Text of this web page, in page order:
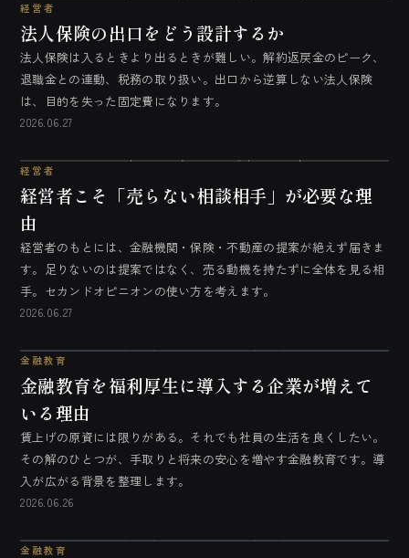
経営者
法人保険の出口をどう設計するか
法人保険は入るときより出るときが難しい。解約返戻金のピーク、
退職金との連動、税務の取り扱い。出口から逆算しない法人保険
は、目的を失った固定費になります。
2026.06.27
経営者
経営者こそ「売らない相談相手」が必要な理
由
経営者のもとには、金融機関・保険・不動産の提案が絶えず届きま
す。足りないのは提案ではなく、売る動機を持たずに全体を見る相
手。セカンドオピニオンの使い方を考えます。
2026.06.27
金融教育
金融教育を福利厚生に導入する企業が増えて
いる理由
賃上げの原資には限りがある。それでも社員の生活を良くしたい。
その解のひとつが、手取りと将来の安心を増やす金融教育です。導
入が広がる背景を整理します。
2026.06.26
金融教育